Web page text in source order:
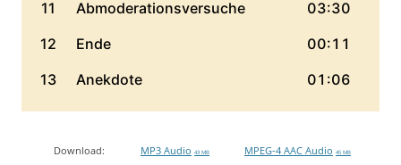
Download: MP3 Audio 43 MB MPEG-4 AAC Audio 45 MB